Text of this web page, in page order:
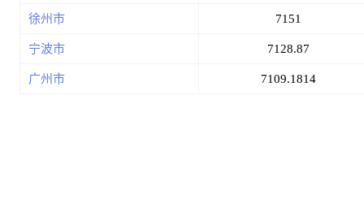
徐州市 7151
宁波市 7128.87
广州市 7109.1814